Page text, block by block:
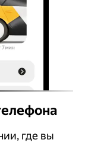
где вы